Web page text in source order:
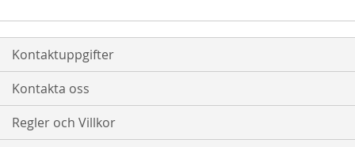
Kontaktuppgifter
Kontakta oss
Regler och Villkor